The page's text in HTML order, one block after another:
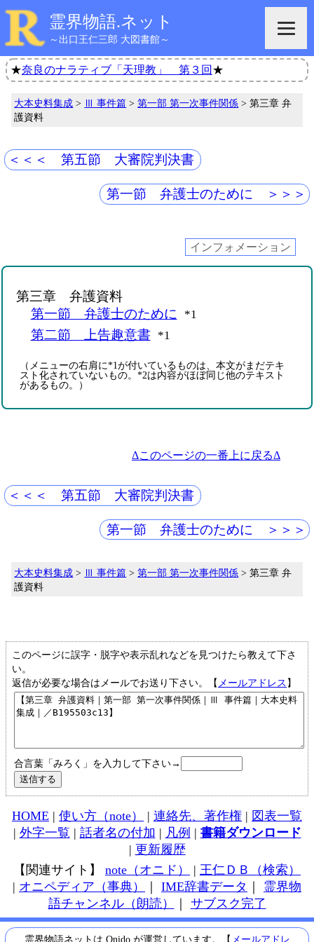
霊界物語.ネット
～出口王仁三郎 大図書館～
★奈良のナラティブ「天理教」 第３回 ★
大本史料集成 > Ⅲ 事件篇 >第一部 第一次事件関係 > 第三章 弁
護資料
＜＜＜ 第五節 大審院判決書
第一節 弁護士のために ＞＞＞
インフォメーション
第三章 弁護資料
第一節 弁護士のために
*1
第二節 上告趣意書 *1
（メニューの右肩に*1が付いているものは、本文がまだテキ
スト化されていないもの。*2は内容がほぼ同じ他のテキスト
があるもの。）
Δこのページの一番上に戻るΔ
＜＜＜ 第五節 大審院判決書
第一節 弁護士のために ＞＞＞
大本史料集成 > Ⅲ 事件篇 >第一部 第一次事件関係 > 第三章 弁
護資料
このページに誤字・脱字や表示乱れなどを見つけたら教えて下さ
い。
返信が必要な場合はメールでお送り下さい。【 メールアドレス 】
合言葉「みろく」を入力して下さい→
HOME | 使い方（note） | 連絡先、著作権 | 図表一覧
| 外字一覧 | 話者名の付加 | 凡例 | 書籍ダウンロード
| 更新履歴
【関連サイト】 note（オニド） | 王仁ＤＢ（検索）
| オニペディア（事典） IME辞書データ
霊界物
語チャンネル（朗読）
サブスク完了
霊界物語ネットは Onido が運営しています。【 メールアドレ